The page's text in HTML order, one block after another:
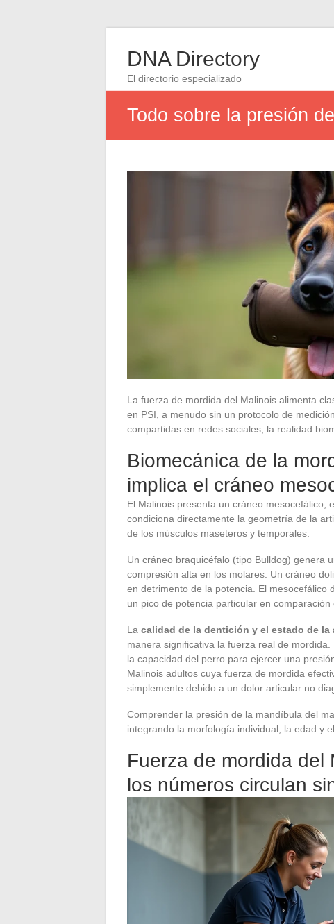
DNA Directory
El directorio especializado
Todo sobre la presión
La fuerza de mordida del Malinois alimenta
en PSI, a menudo sin un protocolo de
compartidas en redes sociales, la realidad
Biomecánica de la
implica el cráneo
El Malinois presenta un cráneo mesocefálico,
condiciona directamente la geometría de la
de los músculos maseteros y temporales.
Un cráneo braquicéfalo (tipo Bulldog) genera
compresión alta en los molares. Un cráneo
en detrimento de la potencia. El mesocefálico
un pico de potencia particular en
La calidad de la dentición y el estado de
manera significativa la fuerza real de
la capacidad del perro para ejercer una
Malinois adultos cuya fuerza de mordida
simplemente debido a un dolor articular no
Comprender la presión de la mandíbula del
integrando la morfología individual, la edad y
Fuerza de mordida del
los números circulan